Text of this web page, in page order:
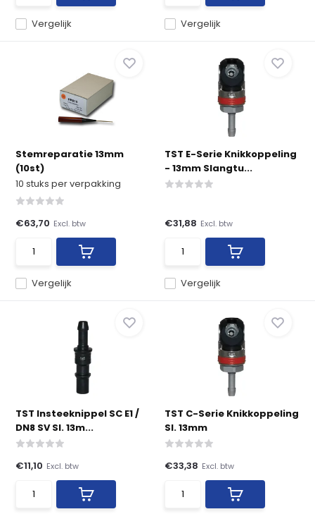
Vergelijk Vergelijk
Stemreparatie 13mm
(10st)
10 stuks per verpakking
Vergelijk
€63,70 Excl. btw
TST E-Serie Knikkoppeling
- 13mm Slangtu...
Vergelijk
€31,88 Excl. btw
TST Insteeknippel SC E1 /
DN8 SV Sl. 13m...
€11,10 Excl. btw
TST C-Serie Knikkoppeling
Sl. 13mm
€33,38 Excl. btw